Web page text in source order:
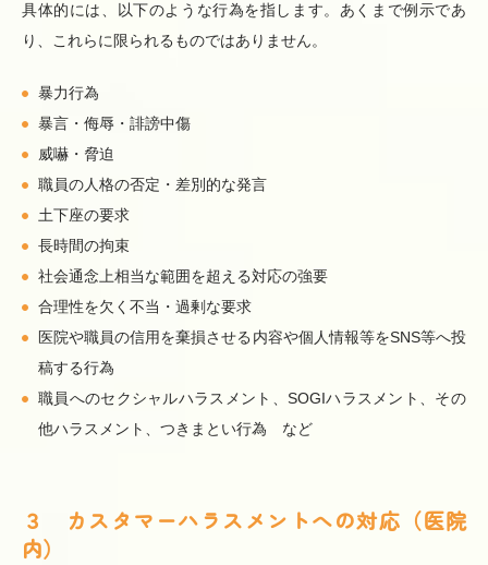
具体的には、以下のような行為を指します。あくまで例示であ
り、これらに限られるものではありません。
暴力行為
暴言・侮辱・誹謗中傷
威嚇・脅迫
職員の人格の否定・差別的な発言
土下座の要求
長時間の拘束
社会通念上相当な範囲を超える対応の強要
合理性を欠く不当・過剰な要求
医院や職員の信用を棄損させる内容や個人情報等をSNS等へ投
稿する行為
職員へのセクシャルハラスメント、SOGIハラスメント、その
他ハラスメント、つきまとい行為 など
３ カスタマーハラスメントへの対応（医院
内）